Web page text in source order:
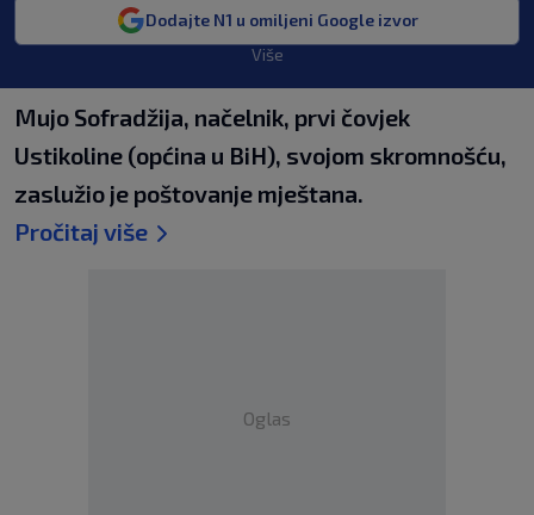
Dodajte N1 u omiljeni Google izvor
Više
Mujo Sofradžija, načelnik, prvi čovjek
Ustikoline (općina u BiH), svojom skromnošću,
zaslužio je poštovanje mještana.
Pročitaj više
Oglas